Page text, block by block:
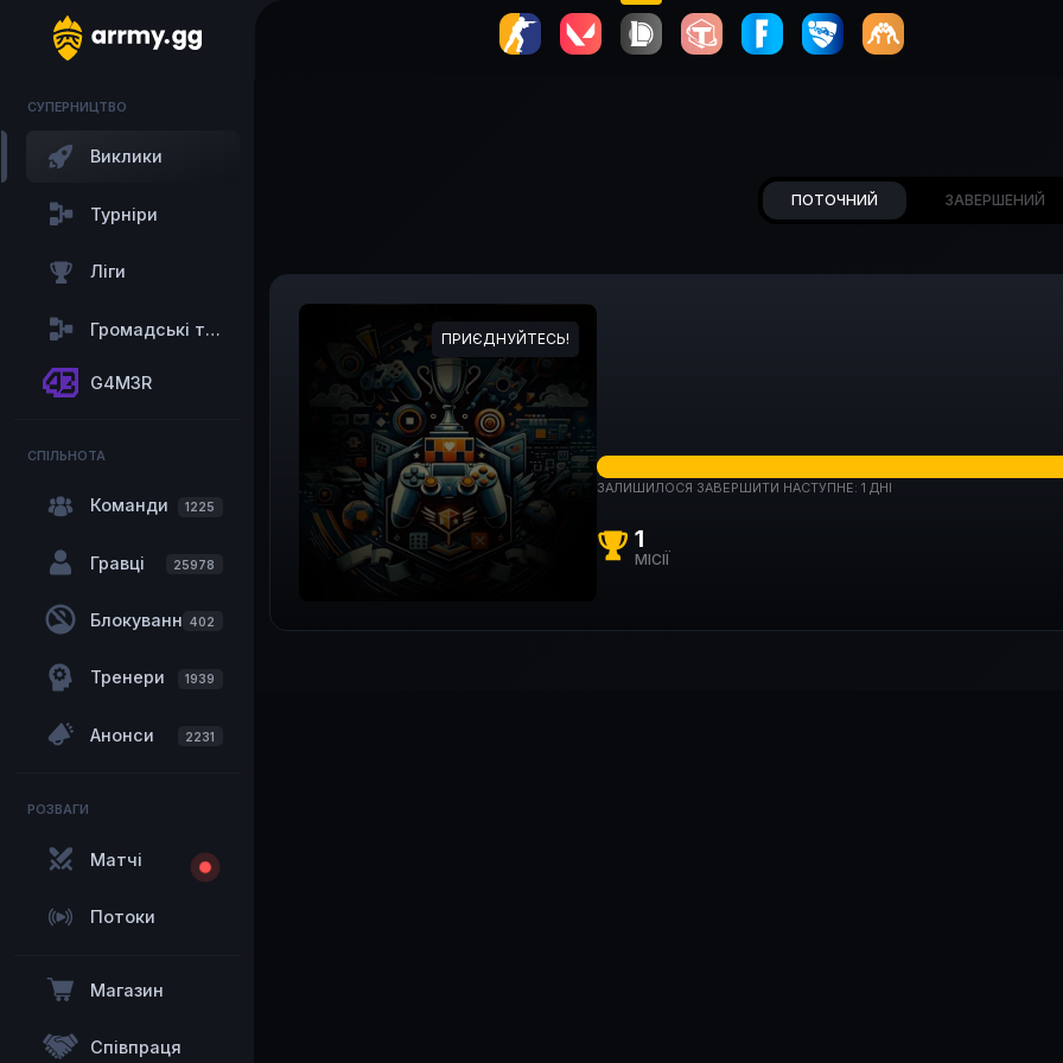
СУПЕРНИЦТВО
Виклики
Турніри
Ліги
Громадські турніри
G4M3R
СПІЛЬНОТА
Команди 1225
Гравці 25978
Блокування402
Тренери 1939
Анонси 2231
РОЗВАГИ
Матчі
Потоки
Магазин
Співпраця
ПОТОЧНИЙ ЗАВЕРШЕНИЙ
ПРИЄДНУЙТЕСЬ!
ЗАЛИШИЛОСЯ ЗАВЕРШИТИ НАСТУПНЕ: 1 ДНІ
1
МІСІЇ